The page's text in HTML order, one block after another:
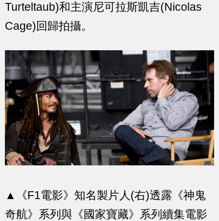
Turteltaub)和主演尼可拉斯凱吉(Nicolas
Cage)回歸拍攝。
▲《F1電影》知名製片人(右)透露《神鬼
奇航》系列與《國家寶藏》系列續集電影